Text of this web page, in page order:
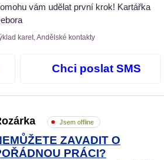
vám udělat první krok! Kartářka
karet, Andělské kontakty
Chci poslat SMS
Jsem offline
ZAVADIT O
PRÁCI?